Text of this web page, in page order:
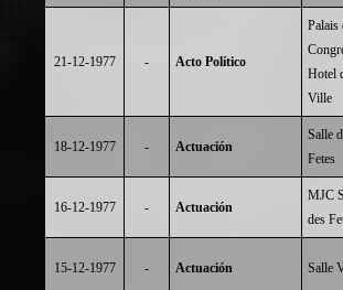
21-12-1977 - Acto Político
Palais
Hotel
Ville
18-12-1977 - Actuación
Salle
Fetes
16-12-1977 - Actuación
MJC
des
15-12-1977 - Actuación Salle